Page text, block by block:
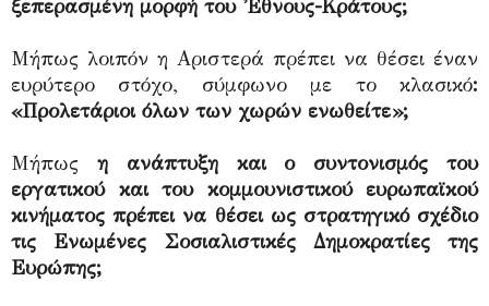
ξεπερασμένη μορφή του 'Εθνους-Κράτους;
Μήπως λοιπόν η Αριστερά πρέπει να θέσει έναν
ευρύτερο στόχο, σύμφωνο με το κλασικό:
«Προλετάριοι όλων των χωρών ενωθείτε»;
Μήπως η ανάπτυξη και ο συντονισμός του
εργατικού και του κομμουνιστικού ευρωπαϊκού
κινήματος πρέπει να θέσει ως στρατηγικό σχέδιο
τις Ενωμένες Σοσιαλιστικές Δημοκρατίες της
Ευρώπης;